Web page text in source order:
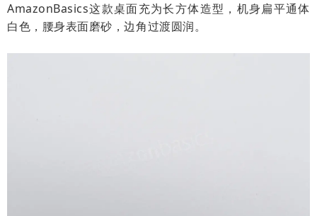
AmazonBasics这款桌面充为长方体造型，机身扁平通体
白色，腰身表面磨砂，边角过渡圆润。